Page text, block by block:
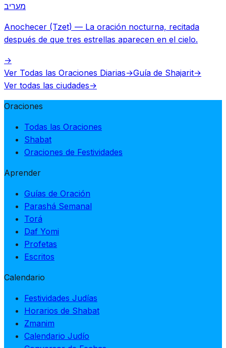
מעריב
Anochecer (Tzet) — La oración nocturna, recitada
después de que tres estrellas aparecen en el cielo.
→
Ver Todas las Oraciones Diarias→Guía de Shajarit→
Ver todas las ciudades→
Oraciones
Todas las Oraciones
Shabat
Oraciones de Festividades
Aprender
Guías de Oración
Parashá Semanal
Torá
Daf Yomi
Profetas
Escritos
Calendario
Festividades Judías
Horarios de Shabat
Zmanim
Calendario Judío